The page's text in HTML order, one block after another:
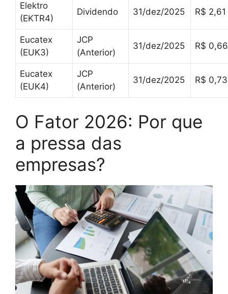
Elektro
(EKTR4)
Dividendo 31/dez/2025 R$ 2,61
Eucatex
(EUK3)
JCP
(Anterior)
31/dez/2025 R$ 0,66
Eucatex
(EUK4)
JCP
(Anterior)
31/dez/2025 R$ 0,73
O Fator 2026: Por que
a pressa das
empresas?